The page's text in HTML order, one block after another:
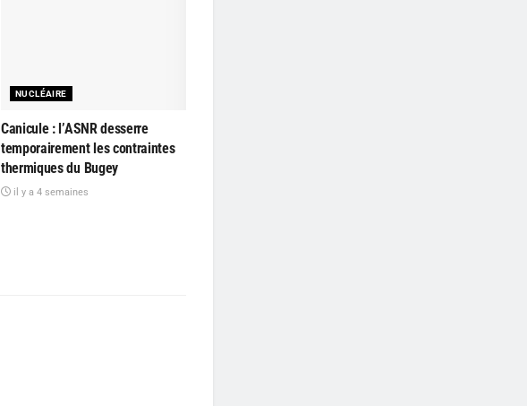
NUCLÉAIRE
Canicule : l’ASNR desserre
temporairement les contraintes
thermiques du Bugey
il y a 4 semaines